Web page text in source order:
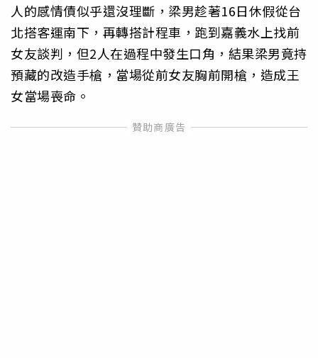
人的感情債似乎還沒理斷，梁男趁著16日休假從台
北搭客運南下，再轉搭計程車， 跑到嘉義水上找前
女友談判，但2人在過程中發生口角，結果梁男竟持
預藏的改造手槍，當場從前女友胸前開槍，造成王
女當場喪命。